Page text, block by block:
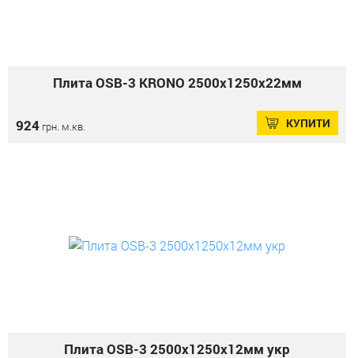
Плита OSB-3 KRONO 2500х1250х22мм
924 грн. м.кв. КУПИТИ
Плита OSB-3 2500х1250х12мм укр